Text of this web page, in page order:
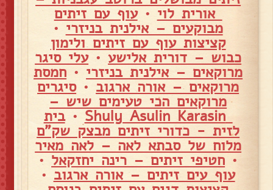
אורית לוי •עוף עם זיתים
מבוקעים – אילנית בניזרי •
קציצות עוף עם זיתים ולימון
כבוש – דורית אלישע•עלי סיגר
מרוקאים – אילנית בניזרי • חמסת
מרוקאים – אורה ארגוב •סיגרים
מרוקאים הכי טעימים שיש –
Shuly Asulin Karasin
•בית
לזית - כדורי זיתים מבצק שק"ם
מלוח של סבתא לאה – לאה מאיר
• חטיפי זיתים – רינה יחזקאל •
עוף עים זיתים – אורה ארגוב •